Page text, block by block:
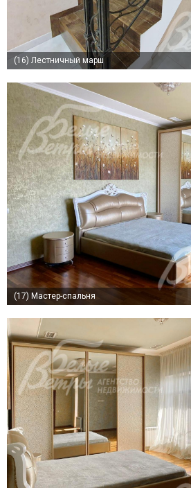
(16) Лестничный марш
(17) Мастер-спальня